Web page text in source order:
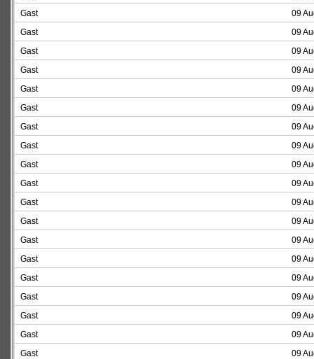
Gast
09
Gast
09
Gast
09
Gast
09
Gast
09
Gast
09
Gast
09
Gast
09
Gast
09
Gast
09
Gast
09
Gast
09
Gast
09
Gast
09
Gast
09
Gast
09
Gast
09
Gast
09
Gast
09